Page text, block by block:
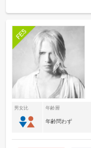
男女比 年齢層
年齢問わず